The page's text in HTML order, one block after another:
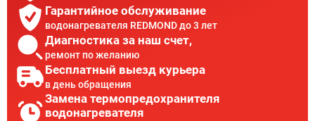
Гарантийное обслуживание
водонагревателя REDMOND до 3 лет
Диагностика за наш счет,
ремонт по желанию
Бесплатный выезд курьера
в день обращения
Замена термопредохранителя
водонагревателя